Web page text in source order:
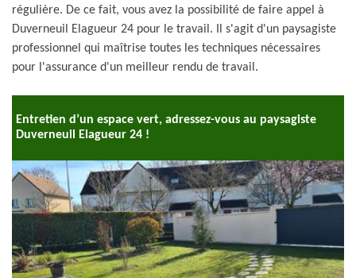
régulière. De ce fait, vous avez la possibilité de faire appel à
Duverneuil Elagueur 24 pour le travail. Il s'agit d'un paysagiste
professionnel qui maîtrise toutes les techniques nécessaires
pour l'assurance d'un meilleur rendu de travail.
Entretien d’un espace vert, adressez-vous au paysagiste
Duverneuil Elagueur 24 !